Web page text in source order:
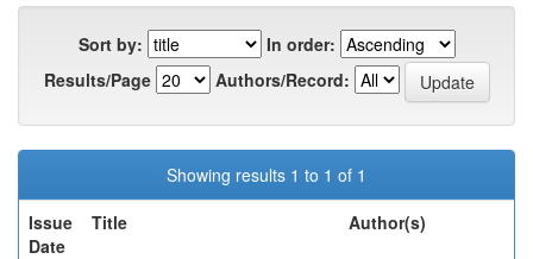
Sort by:
In order:
Results/Page
Authors/Record:
Showing results 1 to 1 of 1
Issue
Date
Title Author(s)